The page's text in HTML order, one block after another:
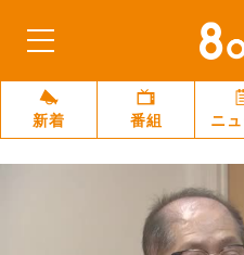
新着 番組 ニ